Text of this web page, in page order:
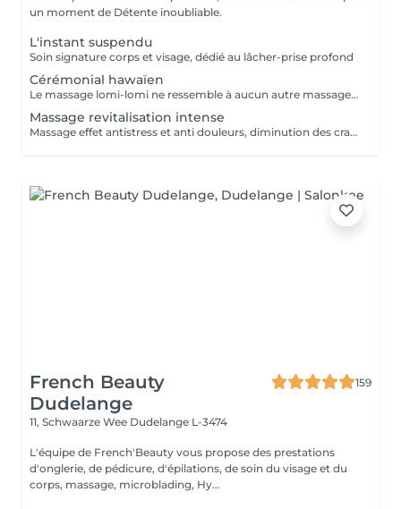
un moment de Détente inoubliable.
L'instant suspendu
Soin signature corps et visage, dédié au lâcher-prise profond
Cérémonial hawaïen
Le massage lomi-lomi ne ressemble à aucun autre massage. Fluide et profond, une véritable invitation au voyage paradisiaque
Massage revitalisation intense
Massage effet antistress et anti douleurs, diminution des crampes musculaires grâce à l'enveloppement magnésium qui suit le massage DOUCHE AFIN DE RINCER L'ENVELOPPEMENT
French Beauty
Dudelange
159
11, Schwaarze Wee Dudelange L-3474
L'équipe de French'Beauty vous propose des prestations
d'onglerie, de pédicure, d'épilations, de soin du visage et du
corps, massage, microblading, Hy...